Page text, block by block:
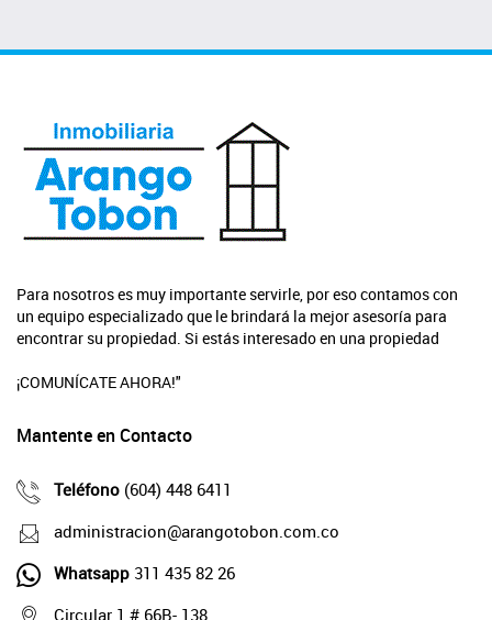
Para nosotros es muy importante servirle, por eso contamos con
un equipo especializado que le brindará la mejor asesoría para
encontrar su propiedad. Si estás interesado en una propiedad
¡COMUNÍCATE AHORA!"
Mantente en Contacto
Teléfono (604) 448 6411
administracion@arangotobon.com.co
Whatsapp 311 435 82 26
Circular 1 # 66B- 138